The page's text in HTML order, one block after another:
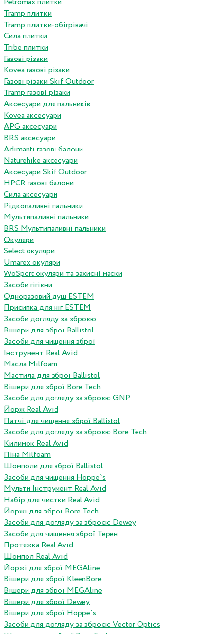
Petromax плитки
Tramp плитки
Tramp плитки-обігрівачі
Сила плитки
Tribe плитки
Газові різаки
Kovea газові різаки
Газові різаки Skif Outdoor
Tramp газові різаки
Аксесуари для пальників
Kovea аксесуари
APG аксесуари
BRS аксесуари
Adimanti газові балони
Naturehike аксесуари
Аксесуари Skif Outdoor
HPCR газові балони
Сила аксесуари
Рідкопаливні пальники
Мультипаливні пальники
BRS Мультипаливні пальники
Окуляри
Select окуляри
Umarex окуляри
WoSport окуляри та захисні маски
Засоби гігієни
Одноразовий душ ESTEM
Присипка для ніг ESTEM
Засоби догляду за зброєю
Вішери для зброї Ballistol
Засоби для чищення зброї
Інструмент Real Avid
Масла Milfoam
Мастила для зброї Ballistol
Вішери для зброї Bore Tech
Засоби для догляду за зброєю GNP
Йорж Real Avid
Патчі для чищення зброї Ballistol
Засоби для догляду за зброєю Bore Tech
Килимок Real Avid
Піна Milfoam
Шомполи для зброї Ballistol
Засоби для чищення Hoppe`s
Мульти Інструмент Real Avid
Набір для чистки Real Avid
Йоржі для зброї Bore Tech
Засоби для догляду за зброєю Dewey
Засоби для чищення зброї Терен
Протяжка Real Avid
Шомпол Real Avid
Йоржі для зброї MEGAline
Вішери для зброї KleenBore
Вішери для зброї MEGAline
Вішери для зброї Dewey
Вішери для зброї Hoppe`s
Засоби для догляду за зброєю Vector Optics